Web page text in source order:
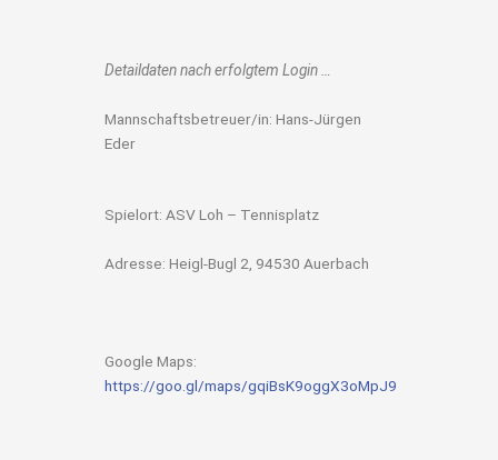
Detaildaten nach erfolgtem Login …
Mannschaftsbetreuer/in: Hans-Jürgen
Eder
Spielort: ASV Loh – Tennisplatz
Adresse: Heigl-Bugl 2, 94530 Auerbach
Google Maps:
https://goo.gl/maps/gqiBsK9oggX3oMpJ9